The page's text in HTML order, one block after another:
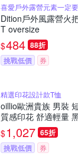
喜愛戶外露營元素一定
Dition戶外風露營火
T oversize
$484 88折
挑戰低價 券
精選印花設計款T恤
oillio歐洲貴族 男裝
質感印花 舒適輕量
$1,027 65折
挑戰低價 券